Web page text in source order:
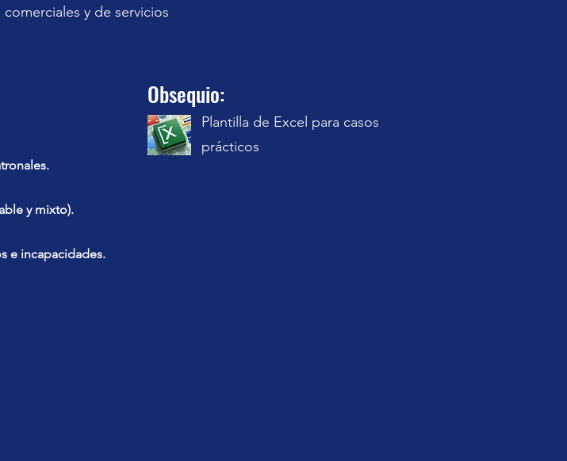
y de servicios
y mixto).
e incapacidades.
Obsequio:
Plantilla de Excel para casos
prácticos